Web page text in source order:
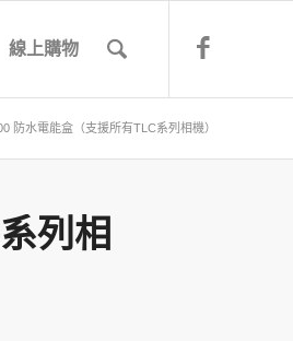
線上購物
防水電能盒（支援所有TLC系列相機）
列相